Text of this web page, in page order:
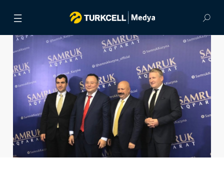
BASIN BÜLTENLERİ
VİDEOLAR
GÖRSEL ARŞİV
İLETİŞİM